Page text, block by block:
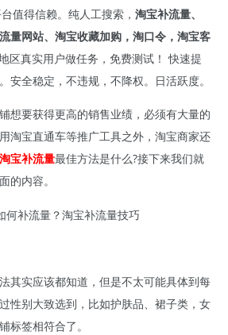
值得信赖。纯人工搜索， 淘宝补流量、
量网站、淘宝收藏加购，淘口令，淘宝客
区真实用户做任务，免费测试！ 快速提
安全稳定，不违规，不降权。日活跃度。
想要获得更高的销售业绩，必须有大量的
淘宝直通车等推广工具之外，淘宝商家还
淘宝补流量最佳方法是什么?接下来我们就
的内容。
其实应该都知道，但是不太可能具体到每
性别大致选到，比如护肤品、裙子类，女
标签相符合了。